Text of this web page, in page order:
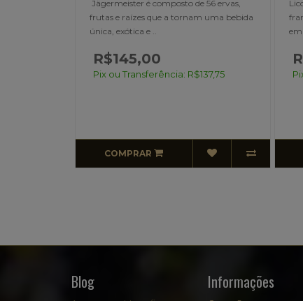
Licor Cointreau 700ml. Licor de laranja
francês. A história do Cointreau começou
em 1875, quando E..
R$150,00
Pix ou Transferência: R$142,50
COMPRAR
Blog Informações